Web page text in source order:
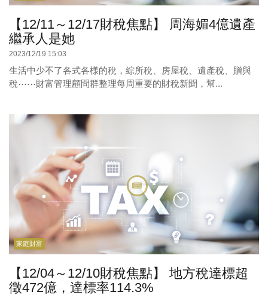
【12/11～12/17財稅焦點】 周海媚4億遺產
繼承人是她
2023/12/19 15:03
生活中少不了各式各樣的稅，綜所稅、房屋稅、遺產稅、贈與
稅⋯⋯財富管理顧問群整理每周重要的財稅新聞，幫...
家庭財富
【12/04～12/10財稅焦點】 地方稅達標超
徵472億，達標率114.3%